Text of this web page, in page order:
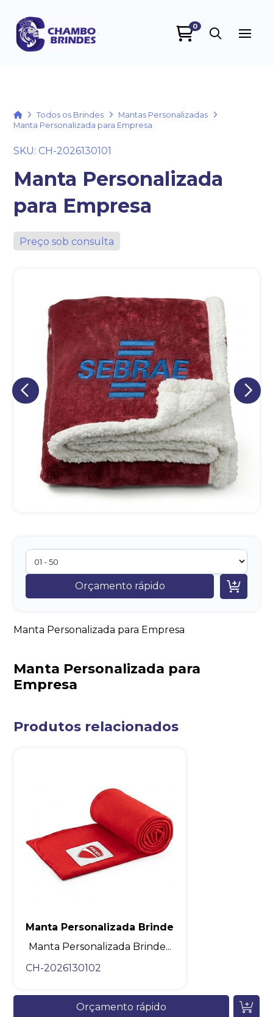
0
HomeTodos os Brindes
Mantas Personalizadas
Manta Personalizada para Empresa
SKU: CH-2026130101
Manta Personalizada
para Empresa
Preço sob consulta
Orçamento rápido 
Manta Personalizada para Empresa
Manta Personalizada para
Empresa
Produtos relacionados
Manta Personalizada Brinde
Manta Personalizada Brinde...
CH-2026130102
Orçamento rápido
+55
Eu concordo em receber comunicações.
A nossa empresa está comprometida a proteger e respeitar
sua privacidade, utilizaremos seus dados apenas para fins
de marketing. Você pode alterar suas preferências a
qualquer momento.
Iniciar conversa